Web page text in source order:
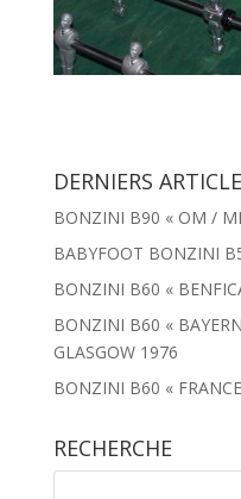
DERNIERS
BONZINI B90 « OM /
BABYFOOT BONZINI
BONZINI B60 «
BONZINI B60 «
GLASGOW 1976
BONZINI B60 «
RECHERCHE